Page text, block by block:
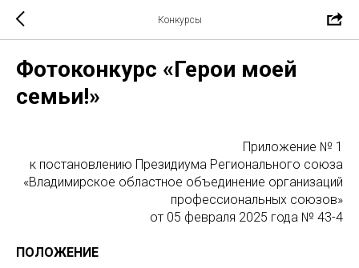
Конкурсы
Фотоконкурс «Герои моей
семьи!»
Приложение № 1
к постановлению Президиума Регионального союза
«Владимирское областное объединение организаций
профессиональных союзов»
от 05 февраля 2025 года № 43-4
ПОЛОЖЕНИЕ